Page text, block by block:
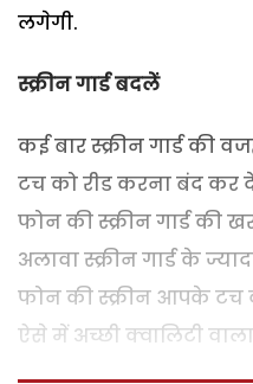
लगेगी.
स्क्रीन गार्ड बदलें
कई बार स्क्रीन गार्ड की
टच को रीड करना बंद कर
फोन की स्क्रीन गार्ड की
अलावा स्क्रीन गार्ड के
फोन की स्क्रीन आपके टच
ऐसे में अच्छी क्वालिटी